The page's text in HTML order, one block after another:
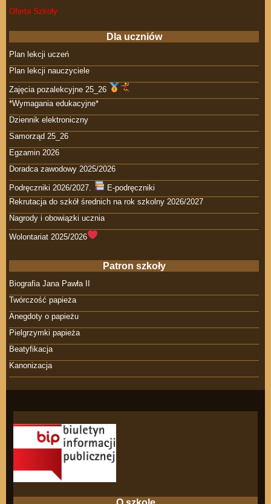
Oferta Szkoły
Dla uczniów
Plan lekcji uczeń
Plan lekcji nauczyciele
Zajęcia pozalekcyjne 25_26
*Wymagania edukacyjne*
Dziennik elektroniczny
Samorząd 25_26
Egzamin 2026
Doradca zawodowy 2025/2026
Podręczniki 2026/2027.
E-podręczniki
Rekrutacja do szkół średnich na rok szkolny 2026/2027
Nagrody i obowiązki ucznia
Wolontariat 2025/2026
Patron szkoły
Biografia Jana Pawła II
Twórczość papieża
Anegdoty o papieżu
Pielgrzymki papieża
Beatyfikacja
Kanonizacja